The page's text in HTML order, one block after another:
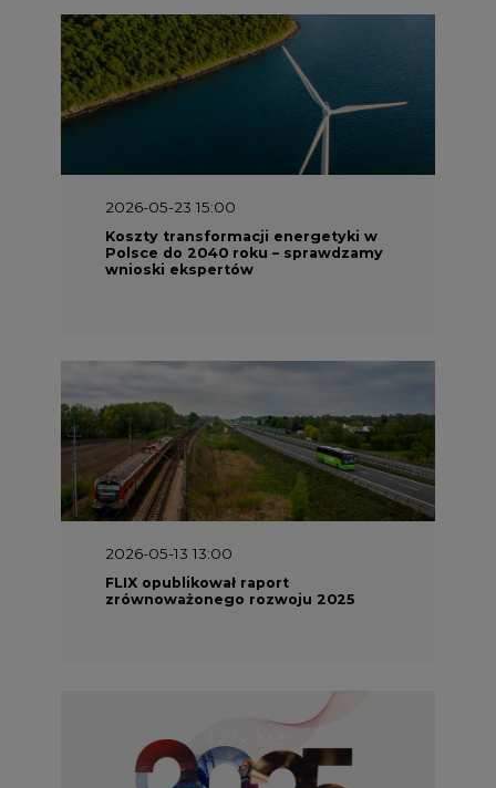
2026-05-23 15:00
Koszty transformacji energetyki w
Polsce do 2040 roku – sprawdzamy
wnioski ekspertów
2026-05-13 13:00
FLIX opublikował raport
zrównoważonego rozwoju 2025